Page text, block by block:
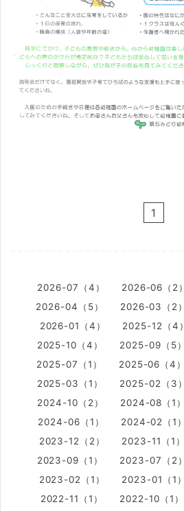
1
2026-07（4） 2026-06（2）
2026-04（5）
2026-03（2）
2026-01（4）
2025-12（4）
2025-10（4）
2025-09（5）
2025-07（1）
2025-06（4）
2025-03（1）
2025-02（3）
2024-10（2）
2024-08（1）
2024-06（1）
2024-02（1）
2023-12（2）
2023-11（1）
2023-09（1）
2023-07（2）
2023-02（1）
2023-01（1）
2022-11（1）
2022-10（1）